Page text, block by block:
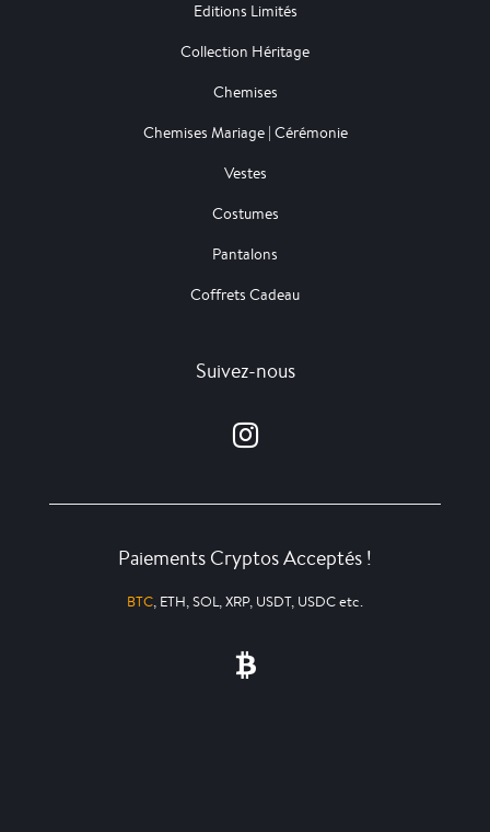
Editions Limités
Collection Héritage
Chemises
Chemises Mariage | Cérémonie
Vestes
Costumes
Pantalons
Coffrets Cadeau
Suivez-nous
Paiements Cryptos Acceptés !
BTC, ETH, SOL, XRP, USDT, USDC etc.